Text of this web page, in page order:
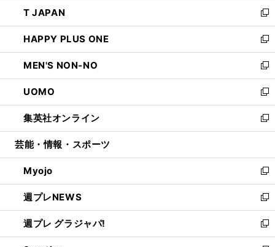
く
で
開
く
ド
ウ
で
開
く
ィ
ン
ド
ウ
で
開
く
い
ウ
ィ
ン
ド
ウ
で
開
く
T JAPAN
新
し
い
ウ
ィ
ン
ド
ウ
で
開
HAPPY PLUS ONE
新
し
い
ウ
ィ
ン
ド
ウ
開
く
MEN'S NON-NO
新
し
い
ウ
ィ
ン
ウ
で
開
く
UOMO
新
し
い
ウ
ン
ド
ウ
で
開
く
集英社オンライン
新
し
ウ
ィ
ン
ド
ウ
で
開
芸能・情報・スポーツ
Myojo
新
し
い
ウ
ィ
ン
週プレNEWS
新
し
い
ウ
週プレ グラジャパ!
新
し